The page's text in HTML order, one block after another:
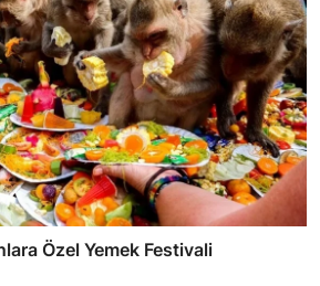
Özel Yemek Festivali